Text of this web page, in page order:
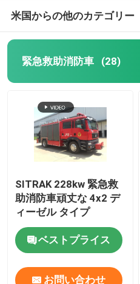
大型消防車
救急車
クローラ式ドーザ
エンジニアリング緊急車両
米国からの他のカテゴリー
緊急救助消防車 (28)
SITRAK 228kw 緊急救
助消防車頑丈な 4x2 デ
ィーゼル タイプ
ベストプライス
お問い合わせ